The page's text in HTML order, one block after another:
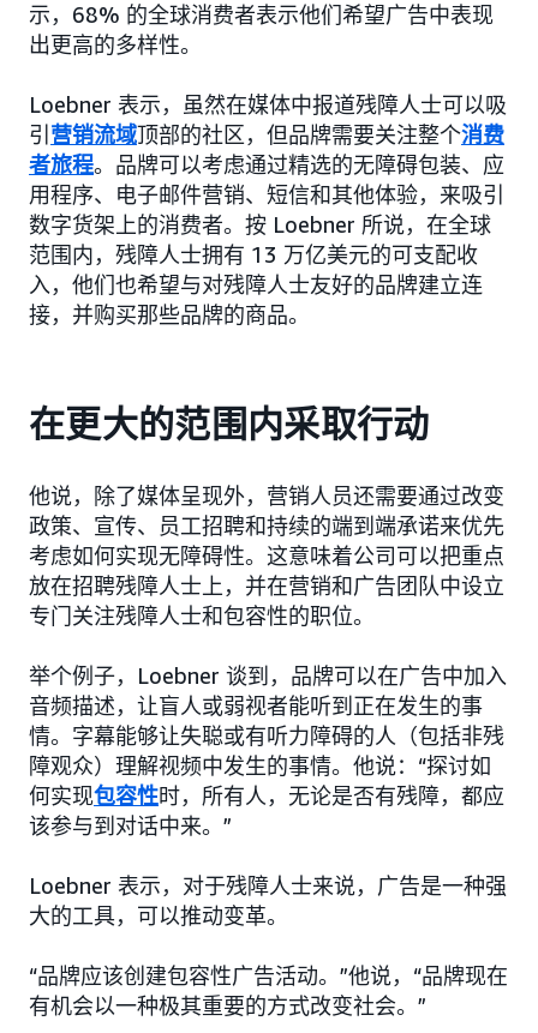
示，68% 的全球消费者表示他们希望广告中表现
出更高的多样性。
Loebner 表示，虽然在媒体中报道残障人士可以吸
引 营销流域顶部的社区，但品牌需要关注整个消费
者旅程。品牌可以考虑通过精选的无障碍包装、应
用程序、电子邮件营销、短信和其他体验，来吸引
数字货架上的消费者。按 Loebner 所说，在全球
范围内，残障人士拥有 13 万亿美元的可支配收
入，他们也希望与对残障人士友好的品牌建立连
接，并购买那些品牌的商品。
在更大的范围内采取行动
他说，除了媒体呈现外，营销人员还需要通过改变
政策、宣传、员工招聘和持续的端到端承诺来优先
考虑如何实现无障碍性。这意味着公司可以把重点
放在招聘残障人士上，并在营销和广告团队中设立
专门关注残障人士和包容性的职位。
举个例子，Loebner 谈到，品牌可以在广告中加入
音频描述，让盲人或弱视者能听到正在发生的事
情。字幕能够让失聪或有听力障碍的人（包括非残
障观众）理解视频中发生的事情。他说：“探讨如
何实现包容性时，所有人，无论是否有残障，都应
该参与到对话中来。”
Loebner 表示，对于残障人士来说，广告是一种强
大的工具，可以推动变革。
“品牌应该创建包容性广告活动。”他说，“品牌现在
有机会以一种极其重要的方式改变社会。”